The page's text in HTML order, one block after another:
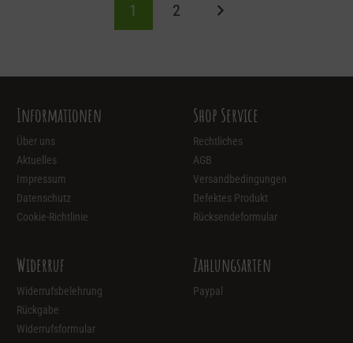
1 2
Informationen
Über uns
Aktuelles
Impressum
Datenschutz
Cookie-Richtlinie
Shop Service
Rechtliches
AGB
Versandbedingungen
Defektes Produkt
Rücksendeformular
Widerruf
Widerrufsbelehrung
Rückgabe
Widerrufsformular
Zahlungsarten
Paypal